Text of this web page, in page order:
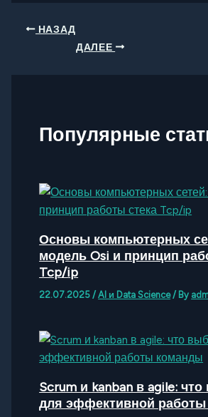
НАЗАД
ДАЛЕЕ
Популярные
Основы компьютерных
модель Osi и принцип
Tcp/ip
22.07.2025/AI и Data Science/ By
Scrum и kanban в agile:
для эффективной